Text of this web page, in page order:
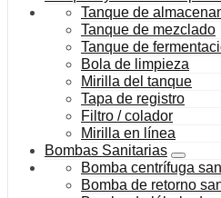
Tanque de
Tanque de mezclado
Tanque de
Bola de limpieza
Mirilla del tanque
Tapa de registro
Filtro / colador
Mirilla en línea
Bombas Sanitarias
Bomba centrífuga
Bomba de retorno